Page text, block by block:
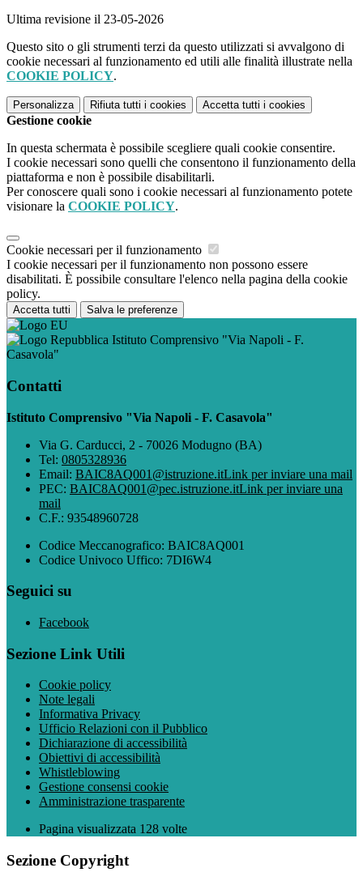
Ultima revisione il 23-05-2026
Questo sito o gli strumenti terzi da questo utilizzati si avvalgono di
cookie necessari al funzionamento ed utili alle finalità illustrate nella
COOKIE POLICY.
Personalizza Rifiuta tutti i cookies Accetta tutti i cookies
Gestione cookie
In questa schermata è possibile scegliere quali cookie consentire.
I cookie necessari sono quelli che consentono il funzionamento della
piattaforma e non è possibile disabilitarli.
Per conoscere quali sono i cookie necessari al funzionamento potete
visionare la COOKIE POLICY.
Cookie necessari per il funzionamento
I cookie necessari per il funzionamento non possono essere
disabilitati. È possibile consultare l'elenco nella pagina della cookie
policy.
Accetta tutti Salva le preferenze
Istituto Comprensivo "Via Napoli - F.
Casavola"
Contatti
Istituto Comprensivo "Via Napoli - F. Casavola"
Via G. Carducci, 2 - 70026 Modugno (BA)
Tel: 0805328936
Email: BAIC8AQ001@istruzione.itLink per inviare una mail
PEC: BAIC8AQ001@pec.istruzione.itLink per inviare una
mail
C.F.: 93548960728
Codice Meccanografico: BAIC8AQ001
Codice Univoco Uffico: 7DI6W4
Seguici su
Facebook
Sezione Link Utili
Cookie policy
Note legali
Informativa Privacy
Ufficio Relazioni con il Pubblico
Dichiarazione di accessibilità
Obiettivi di accessibilità
Whistleblowing
Gestione consensi cookie
Amministrazione trasparente
Pagina visualizzata 128 volte
Sezione Copyright